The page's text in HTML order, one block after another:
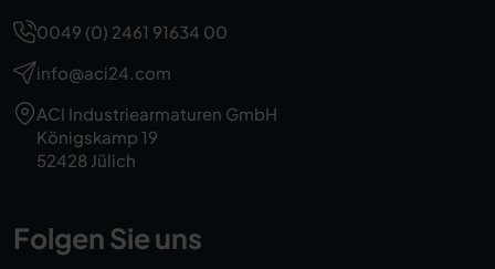
0049 (0) 2461 91634 00
info@aci24.com
ACI Industriearmaturen GmbH
Königskamp 19
52428 Jülich
Folgen Sie uns